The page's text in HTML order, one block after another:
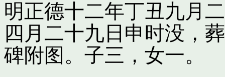
明正德十二年丁丑九月
四月二十九日申时没，
碑附图。子三，女一。